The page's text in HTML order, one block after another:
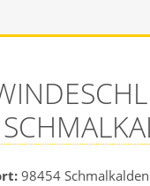
98454 Schmalkalden